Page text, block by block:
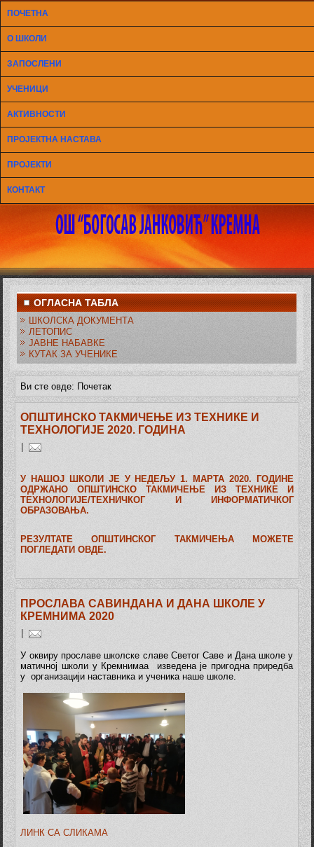
ПОЧЕТНА
О ШКОЛИ
ЗАПОСЛЕНИ
УЧЕНИЦИ
АКТИВНОСТИ
ПРОЈЕКТНА НАСТАВА
ПРОЈЕКТИ
КОНТАКТ
ОГЛАСНА ТАБЛА
ШКОЛСКА ДОКУМЕНТА
ЛЕТОПИС
ЈАВНЕ НАБАВКЕ
КУТАК ЗА УЧЕНИКЕ
Ви сте овде: Почетак
ОПШТИНСКО ТАКМИЧЕЊЕ ИЗ ТЕХНИКЕ И
ТЕХНОЛОГИЈЕ 2020. ГОДИНА
У НАШОЈ ШКОЛИ ЈЕ У НЕДЕЉУ 1. МАРТА 2020. ГОДИНЕ
ОДРЖАНО ОПШТИНСКО ТАКМИЧЕЊЕ ИЗ ТЕХНИКЕ И
ТЕХНОЛОГИЈЕ/ТЕХНИЧКОГ И ИНФОРМАТИЧКОГ
ОБРАЗОВАЊА.
РЕЗУЛТАТЕ ОПШТИНСКОГ ТАКМИЧЕЊА МОЖЕТЕ
ПОГЛЕДАТИОВДЕ.
ПРОСЛАВА САВИНДАНА И ДАНА ШКОЛЕ У
КРЕМНИМА 2020
У оквиру прославе школске славе Светог Саве и Дана школе у
матичној школи у Кремнимаа изведена је пригодна приредба
у организацији наставника и ученика наше школе.
ЛИНК СА СЛИКАМА